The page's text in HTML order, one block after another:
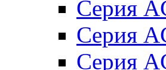
Серия
Серия
Серия